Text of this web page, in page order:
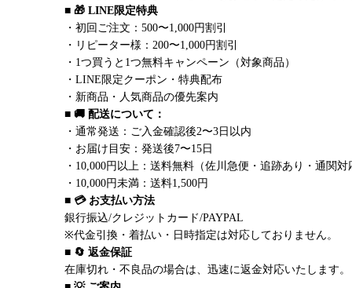
■ 🎁 LINE限定特典
・初回ご注文：500〜1,000円割引
・リピーター様：200〜1,000円割引
・1つ買うと1つ無料キャンペーン（対象商品）
・LINE限定クーポン・特典配布
・新商品・人気商品の優先案内
■ 🚚 配送について：
・通常発送：ご入金確認後2〜3日以内
・お届け目安：発送後7〜15日
・10,000円以上：送料無料（佐川急便・追跡あり・通関対
・10,000円未満：送料1,500円
■ 💳 お支払い方法
銀行振込/クレジットカード/PAYPAL
※代金引換・着払い・日時指定は対応しておりません。
■ 🔄 返金保証
在庫切れ・不良品の場合は、迅速に返金対応いたします。